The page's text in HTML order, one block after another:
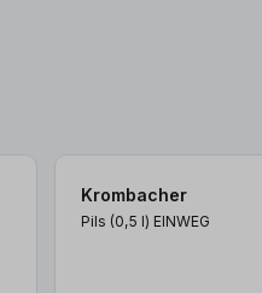
Krombacher
Pils (0,5 l) EINWEG